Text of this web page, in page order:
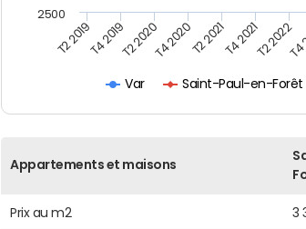
Var Saint-Paul-en-Forêt
T2 2019T4 2019T2 2020T4 2020T2 2021T4 2021T2 2022
2500
Appartements et maisons
Prix au m2 3